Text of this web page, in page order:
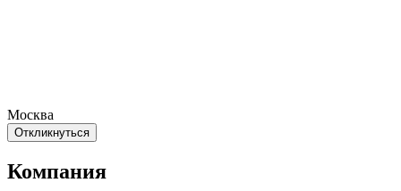
Москва
Откликнуться
Компания